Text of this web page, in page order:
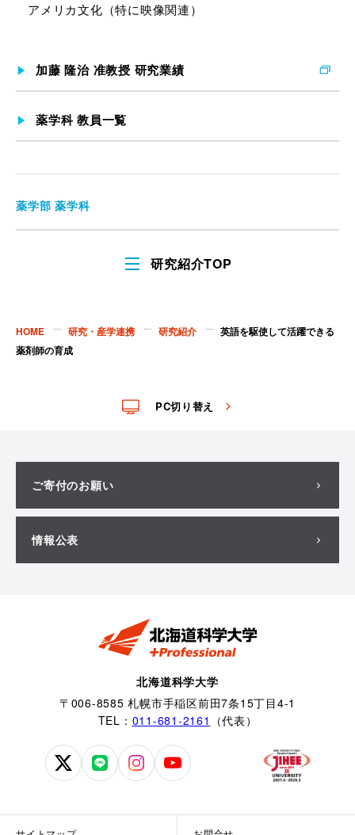
アメリカ文化（特に映像関連）
加藤 隆治 准教授 研究業績
薬学科 教員一覧
薬学部 薬学科
研究紹介TOP
HOME 研究・産学連携 研究紹介
英語を駆使して活躍できる
薬剤師の育成
PC切り替え
ご寄付のお願い
情報公表
北海道科学大学
〒006-8585 札幌市手稲区前田7条15丁目4-1
TEL： 011-681-2161 （代表）
北
科
北
北
北